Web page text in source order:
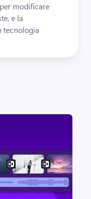
per modificare
e la
in a new tab)
tecnologia